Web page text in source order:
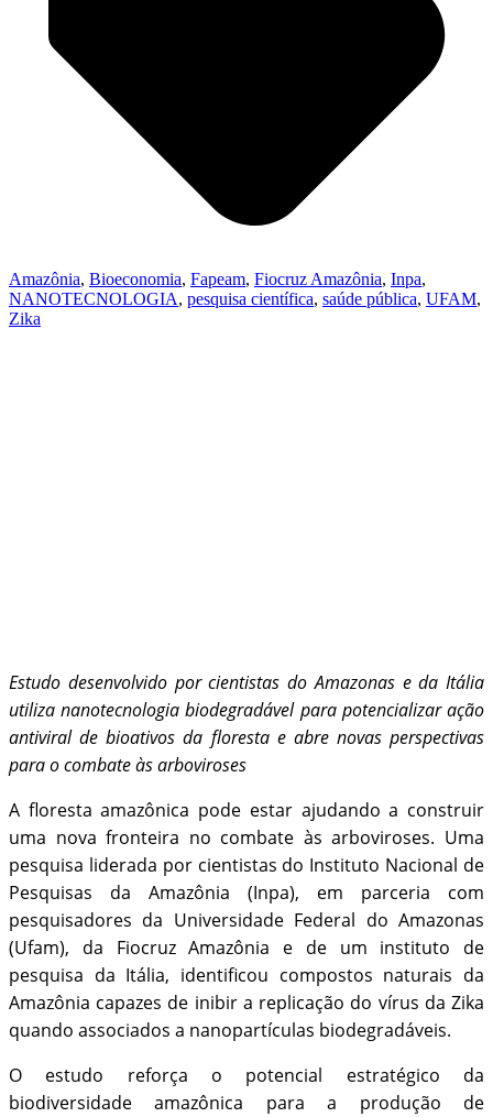
Amazônia, Bioeconomia, Fapeam, Fiocruz Amazônia, Inpa,
NANOTECNOLOGIA, pesquisa científica, saúde pública, UFAM,
Zika
Estudo desenvolvido por cientistas do Amazonas e da Itália
utiliza nanotecnologia biodegradável para potencializar ação
antiviral de bioativos da floresta e abre novas perspectivas
para o combate às arboviroses
A floresta amazônica pode estar ajudando a construir
uma nova fronteira no combate às arboviroses. Uma
pesquisa liderada por cientistas do Instituto Nacional de
Pesquisas da Amazônia (Inpa), em parceria com
pesquisadores da Universidade Federal do Amazonas
(Ufam), da Fiocruz Amazônia e de um instituto de
pesquisa da Itália, identificou compostos naturais da
Amazônia capazes de inibir a replicação do vírus da Zika
quando associados a nanopartículas biodegradáveis.
O estudo reforça o potencial estratégico da
biodiversidade amazônica para a produção de